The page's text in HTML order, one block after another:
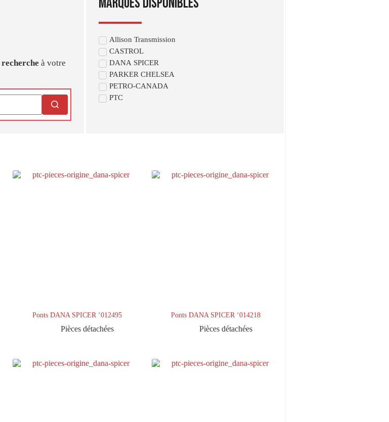
à votre
Allison Transmission
CASTROL
DANA SPICER
PARKER CHELSEA
PETRO-CANADA
PTC
Ponts DANA SPICER ‘012495
Pièces détachées
Ponts DANA SPICER ‘014218
Pièces détachées